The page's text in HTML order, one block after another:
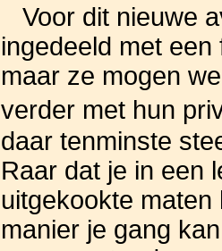
Voor dit nieuwe
ingedeeld met
maar ze mogen
verder met hun
daar tenminste
Raar dat je in een
uitgekookte
manier je gang